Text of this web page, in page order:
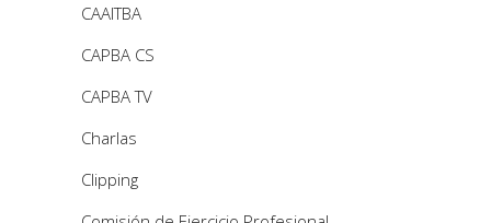
CAAITBA
CAPBA CS
CAPBA TV
Charlas
Clipping